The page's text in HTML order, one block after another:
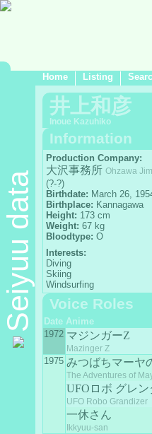
Home Listing
Seiyuu data
井上和彦
Inoue Kazuhiko
Information
Production Company:
大沢事務所 Ohzawa
(?-?)
Birthdate: March 26,
Birthplace: Kannagawa
Height: 173 cm
Weight: 67 kg
Bloodtype: O
Interests:
Diving
Skiing
Windsurfing
Voice Roles
Date Anime
1972 マジンガーZ
Mazinger Z
1975 みつばちマーヤ
The Adventures of
UFOロボ グレン
UFO Robo Grandizer
一休さん
Ikkyuu-san